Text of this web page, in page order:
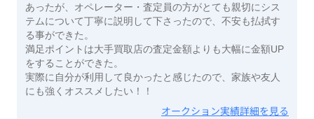
あったが、オペレーター・査定員の方がとても親切にシス
テムについて丁寧に説明して下さったので、不安も払拭す
る事ができた。
満足ポイントは大手買取店の査定金額よりも大幅に金額UP
をすることができた。
実際に自分が利用して良かったと感じたので、家族や友人
にも強くオススメしたい！！
オークション実績詳細を見る